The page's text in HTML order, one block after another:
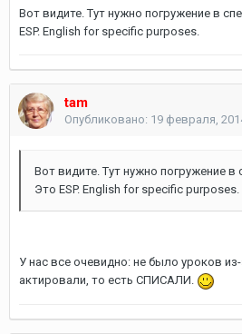
Вот видите. Тут нужно погружение в
ESP. English for specific purposes.
tam
Опубликовано: 19 февраля,
Вот видите. Тут нужно погружение в
Это ESP. English for specific purposes.
У нас все очевидно: не было уроков
актировали, то есть СПИСАЛИ.